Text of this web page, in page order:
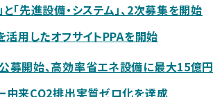
「先進設備・システム」、2次募集を開始
用したオフサイトPPAを開始
募開始、高効率省エネ設備に最大15億円
由来CO2排出実質ゼロ化を達成